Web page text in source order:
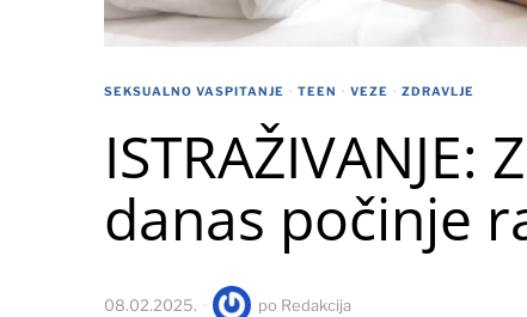
SEKSUALNO VASPITANJE · TEEN · VEZE · ZDRAVLJE
danas počinje
08.02.2025. po Redakcija